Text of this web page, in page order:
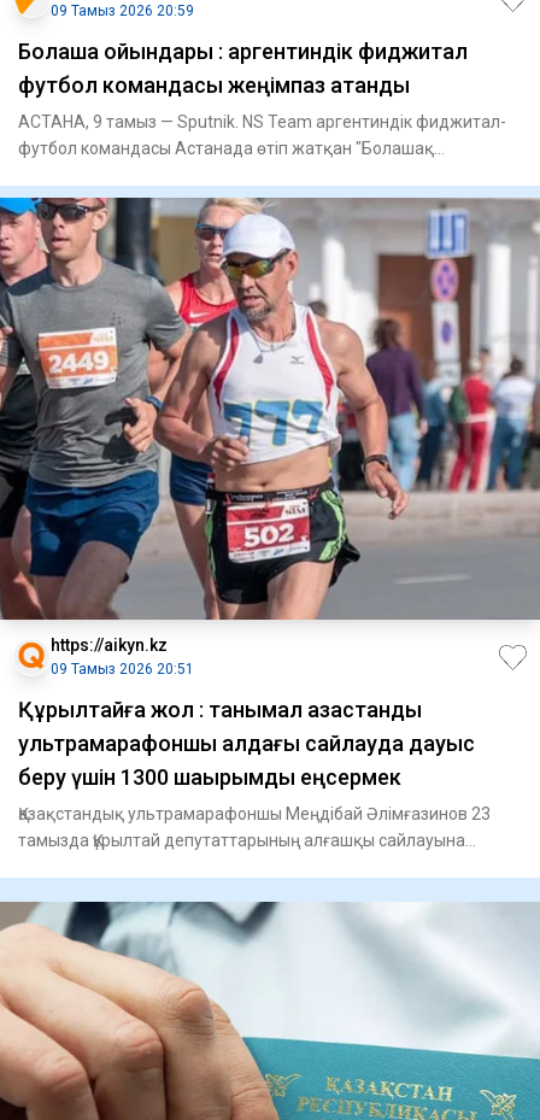
09 Тамыз 2026 20:59
Болашақ ойындары : аргентиндік фиджитал
футбол командасы жеңімпаз атанды
АСТАНА, 9 тамыз — Sputnik. NS Team аргентиндік фиджитал-
футбол командасы Астанада өтіп жатқан "Болашақ
https://aikyn.kz
09 Тамыз 2026 20:51
Құрылтайға жол : танымал қазақстандық
ультрамарафоншы алдағы сайлауда дауыс
беру үшін 1300 шақырымды еңсермек
Қазақстандық ультрамарафоншы Меңдібай Әлімғазинов 23
тамызда Құрылтай депутаттарының алғашқы сайлауына